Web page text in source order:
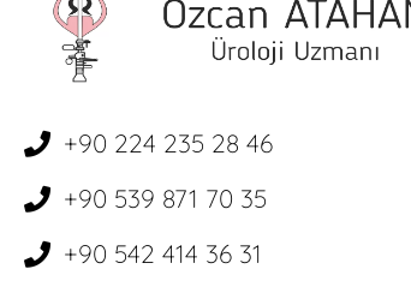
+90 224 235 28 46
+90 539 871 70 35
+90 542 414 36 31